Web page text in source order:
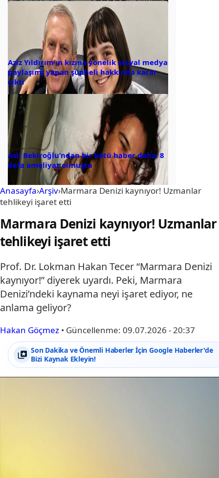
Aziz Yıldırım’ın kızına yönelik sosyal medya
paylaşımı yapan şüpheli hakkında karar
çıktı
Aslı Bekiroğlu’ndan bir kötü haber daha: 8
defa ameliyat olmuştu
Anasayfa›Arşiv›Marmara Denizi kaynıyor! Uzmanlar
tehlikeyi işaret etti
Marmara Denizi kaynıyor! Uzmanlar
tehlikeyi işaret etti
Prof. Dr. Lokman Hakan Tecer “Marmara Denizi
kaynıyor!” diyerek uyardı. Peki, Marmara
Denizi’ndeki kaynama neyi işaret ediyor, ne
anlama geliyor?
Hakan Göçmez • Güncellenme: 09.07.2026 - 20:37
Son Dakika ve Önemli Haberler İçin Google Haberler'de
Bizi Kaynak Ekleyin!